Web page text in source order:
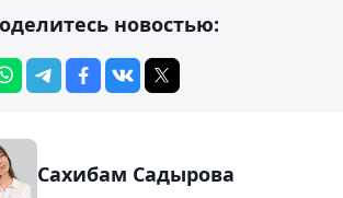
новостью:
Сахибам Садырова